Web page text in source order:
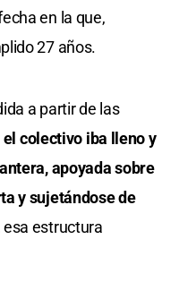
en la que,
27 años.
a partir de las
el colectivo iba lleno y
apoyada sobre
y sujetándose de
estructura